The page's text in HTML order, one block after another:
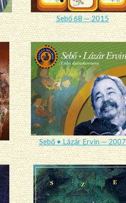
Sebő 68 — 2015
Sebő • Lázár Ervin — 2007